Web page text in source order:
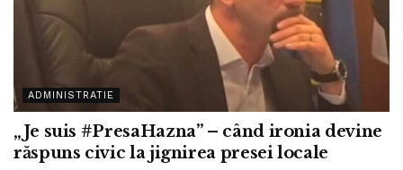
ADMINISTRATIE
„Je suis #PresaHazna” – când ironia devine
răspuns civic la jignirea presei locale